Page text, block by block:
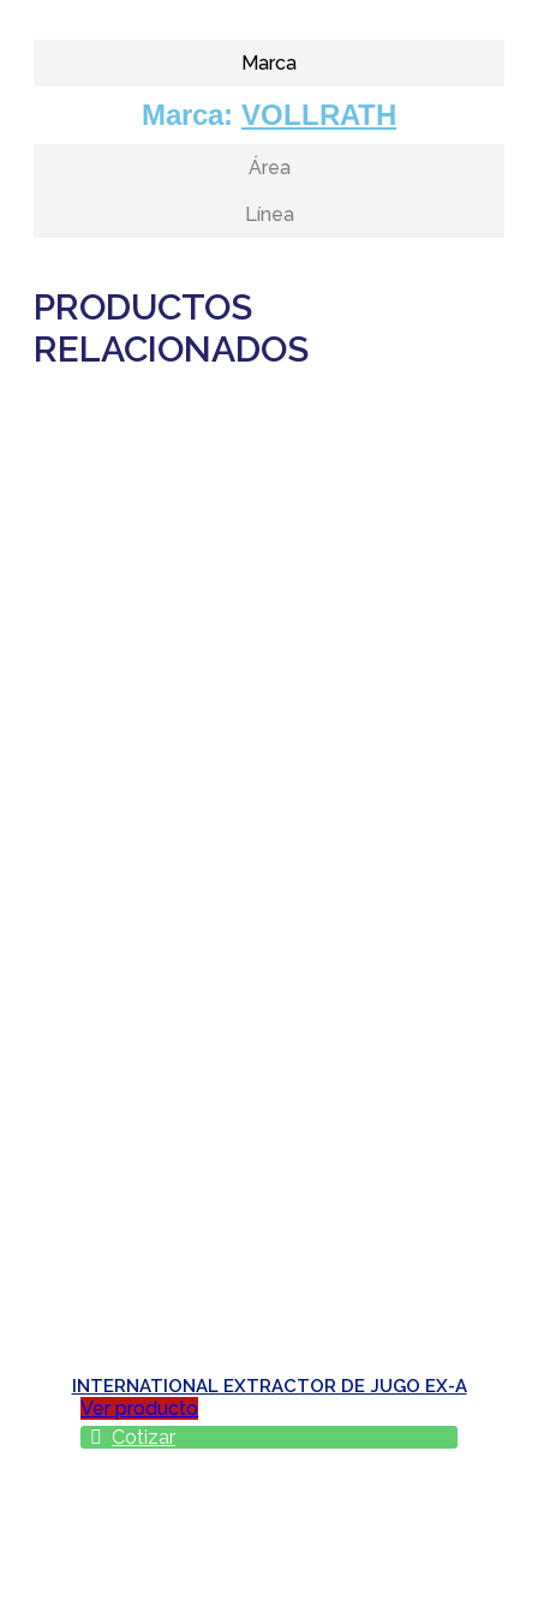
Marca
Marca: VOLLRATH
Área
Línea
PRODUCTOS
RELACIONADOS
INTERNATIONAL EXTRACTOR DE JUGO EX-A
Ver producto
Cotizar